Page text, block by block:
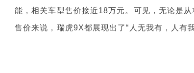
能，相关车型售价接近18万元。可见，无论是
售价来说，瑞虎9X都展现出了“人无我有，人有我